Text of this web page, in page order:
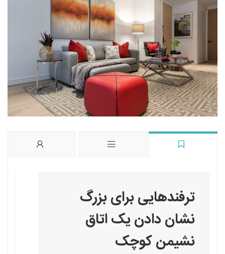
ترفندهایی برای بزرگ
نشان دادن یک اتاق
نشیمن کوچک